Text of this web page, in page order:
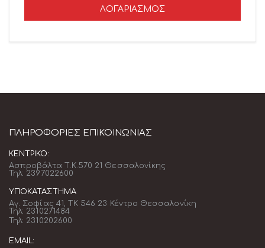
ΛΟΓΑΡΙΑΣΜΌΣ
ΠΛΗΡΟΦΟΡΊΕΣ ΕΠΙΚΟΙΝΩΝΊΑΣ
ΚΕΝΤΡΙΚΌ:
Ασπροβάλτα Τ.Κ.570 21 Θεσσαλονίκης
Τηλ: 2397022600
ΥΠΟΚΑΤΆΣΤΗΜΑ
Αγ. Σοφίας 41, ΤΚ 546 23 Κέντρο Θεσσαλονίκη
Τηλ: 2310271484
Τηλ: 2310202600
EMAIL: